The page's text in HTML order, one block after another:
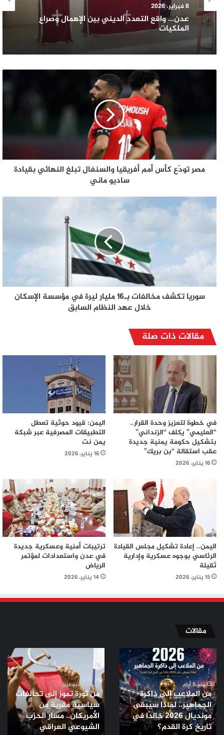
8 فبراير، 2026
عدن… واقع التعدد الديني بين الإهمال وصراع
الملكيات
مصر تودّع كأس أمم أفريقيا والسنغال تبلغ النهائي بقيادة
ساديو ماني
سوريا تكشف مخالفات بـ16 مليار ليرة في مؤسسة الإسكان
خلال عهد النظام السابق
مقالات ذات صلة
في خطوة لتعزيز وحدة القرار..
“العليمي” يكلف “الزنداني”
بتشكيل حكومة يمنية جديدة
عقب استقالة “بن بريك”
16 يناير، 2026
اليمن: قيود حوثية تعطل
التطبيقات المصرفية عبر شبكة
يمن نت
16 يناير، 2026
اليمن.. إعادة تشكيل مجلس القيادة
الرئاسي بوجوه عسكرية وإدارية
ثقيلة
15 يناير، 2026
ترتيبات أمنية وعسكرية جديدة
في عدن واستعدادات لمؤتمر
الرياض
14 يناير، 2026
مقالات
من
الملاعب
إلى
ذاكرة
الجماهير..
لماذا
سيبقى
مونديال
منذ 5 أيام
من الملاعب إلى ذاكرة
الجماهير.. لماذا سيبقى
مونديال 2026 خالدًا في
تاريخ كرة القدم؟
ثورة
تموز
إلى
تحالفات
سياسية
مقربة
من
منذ أسبوعين
من ثورة تموز إلى تحالفات
سياسية مقربة من
الأمريكان.. مسار الحزب
الشيوعي العراقي